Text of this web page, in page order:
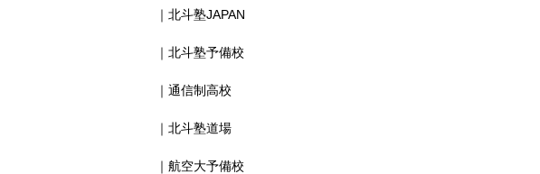
｜北斗塾JAPAN
｜北斗塾予備校
｜通信制高校
｜北斗塾道場
｜航空大予備校